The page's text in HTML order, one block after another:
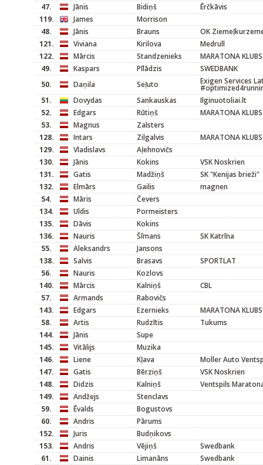
47.
Jānis Bidiņš
Ērčkāvis
119.
James
Morrison
48.
Jānis Brauns
OK
121.
Viviana Kirilova
Medrull
122.
Mārcis Standzenieks
MARATONA KLUBS
49.
Kaspars Pīlādzis
SWEDBANK
50.
Daņila Seļuto Exigen Services
51.
Dovydas Sankauskas
Ilginuotoliai.lt
52.
Edgars Rūtiņš
MARATONA KLUBS
53.
Magnus
Zalsters
128.
Intars Zilgalvis
MARATONA KLUBS
129.
Vladislavs
Aļehnovičs
130.
Jānis Kokins
VSK Noskrien
131.
Gatis Madžiņš
SK "Kenijas brieži"
132.
Elmārs Gailis
magnen
54.
Māris
Čevers
134.
Uldis
Pormeisters
135.
Dāvis
Kokins
136.
Nauris Šīmans
SK Katrīna
55.
Aleksandrs
Jansons
138.
Salvis Brasavs
SPORTLAT
56.
Nauris
Kozlovs
140.
Mārcis Kalniņš
CBL
57.
Armands
Rabovičs
143.
Edgars Ezernieks
MARATONA KLUBS
58.
Artis Rudzītis
Tukums
144.
Jānis
Supe
145.
Vitālijs
Muzika
146.
Liene Kļava
Moller Auto
147.
Gatis Bērziņš
VSK Noskrien
148.
Didzis Kalniņš
Ventspils
149.
Andžejs
Stenclavs
59.
Ēvalds
Bogustovs
60.
Andris
Pārums
152.
Juris
Budņikovs
153.
Andris Vējiņš
Swedbank
61.
Dainis Limanāns Swedbank